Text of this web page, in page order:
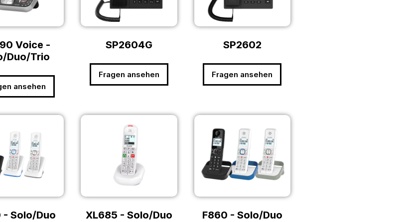
Voice -
Duo/Trio
ansehen
SP2604G
Fragen ansehen
SP2602
Fragen ansehen
- Solo/Duo XL685 - Solo/Duo F860 - Solo/Duo